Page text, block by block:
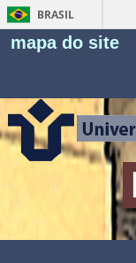
BRASIL
mapa do site